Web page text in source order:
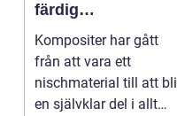
färdig
högpresterande
produkt
Kompositer har gått
från att vara ett
nischmaterial till att bli
en självklar del i allt